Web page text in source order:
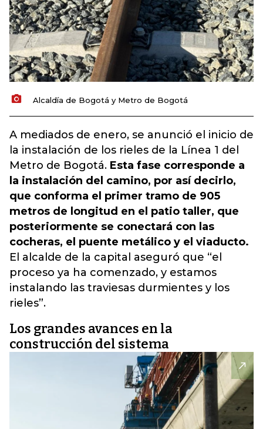
Alcaldía de Bogotá y Metro de Bogotá
A mediados de enero, se anunció el inicio de
la instalación de los rieles de la Línea 1 del
Metro de Bogotá. Esta fase corresponde a
la instalación del camino, por así decirlo,
que conforma el primer tramo de 905
metros de longitud en el patio taller, que
posteriormente se conectará con las
cocheras, el puente metálico y el viaducto.
El alcalde de la capital aseguró que “el
proceso ya ha comenzado, y estamos
instalando las traviesas durmientes y los
rieles”.
Los grandes avances en la
construcción del sistema